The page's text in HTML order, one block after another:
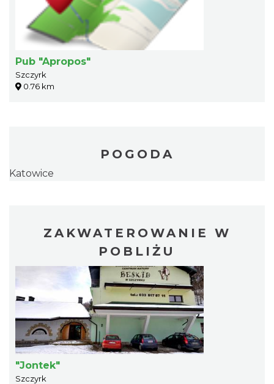
Pub "Apropos"
Szczyrk
0.76 km
POGODA
Katowice
ZAKWATEROWANIE W
POBLIŻU
"Jontek"
Szczyrk